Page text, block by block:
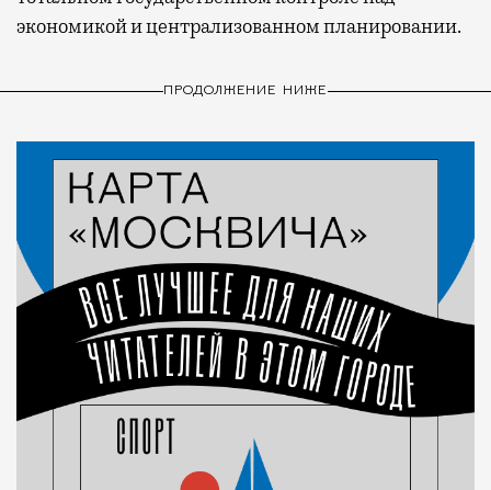
экономикой и централизованном планировании.
ПРОДОЛЖЕНИЕ НИЖЕ